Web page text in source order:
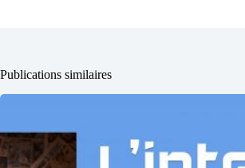
Publications similaires